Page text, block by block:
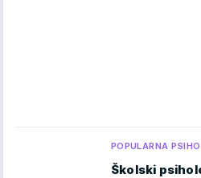
POPULARNA
Školski